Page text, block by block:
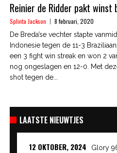
Reinier de Ridder pakt winst
Splinta Jackson 8 februari, 2020
De Breda’se vechter stapte
Indonesie tegen de 11-3
een 3 fight win streak en won 2
nog ongeslagen en 12-0. Met
shot tegen de...
LAATSTE NIEUWTJES
12 OKTOBER, 2024
Glory